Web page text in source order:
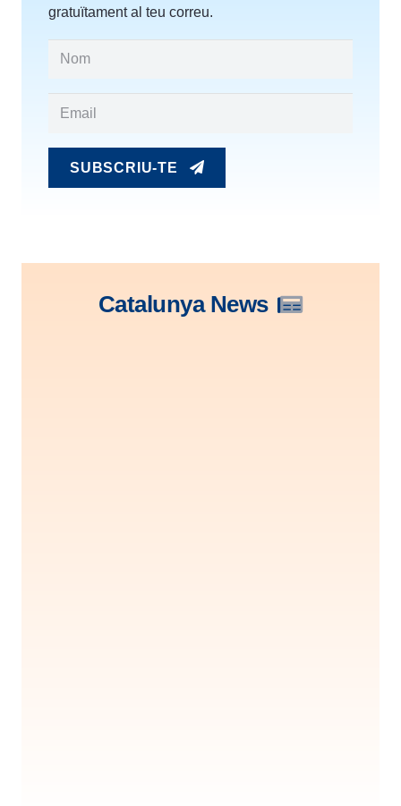
gratuïtament al teu correu.
SUBSCRIU-TE
Catalunya News